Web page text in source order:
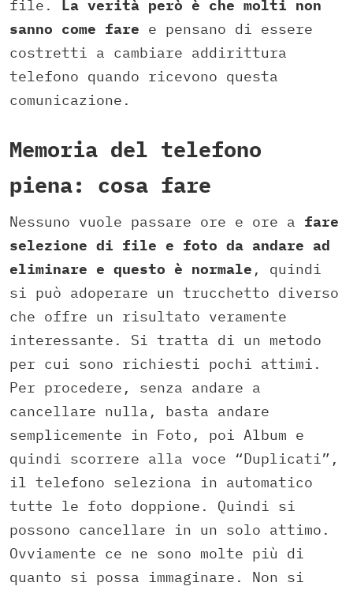
file.
La verità però è che molti non
sanno come fare e pensano di essere
costretti a cambiare addirittura
telefono quando ricevono questa
comunicazione.
Memoria del telefono
piena: cosa fare
Nessuno vuole passare ore e ore a fare
selezione di file e foto da andare ad
eliminare e questo è normale , quindi
si può adoperare un trucchetto diverso
che offre un risultato veramente
interessante. Si tratta di un metodo
per cui sono richiesti pochi attimi.
Per procedere, senza andare a
cancellare nulla, basta andare
semplicemente in Foto, poi Album e
quindi scorrere alla voce “Duplicati”,
il telefono seleziona in automatico
tutte le foto doppione. Quindi si
possono cancellare in un solo attimo.
Ovviamente ce ne sono molte più di
quanto si possa immaginare. Non si